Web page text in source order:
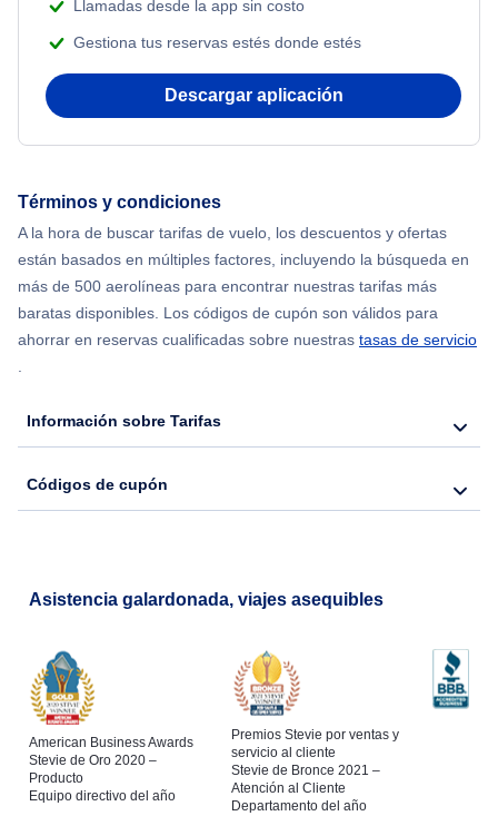
Flights from Shanghai to Nueva York
Flights from Delhi to Nueva York
Flights from Nueva York to Hong Kong
Flights from Nueva York to Lisboa
Llamadas desde la app sin costo
Gestiona tus reservas estés donde estés
Descargar aplicación
Términos y condiciones
A la hora de buscar tarifas de vuelo, los descuentos y ofertas
están basados en múltiples factores, incluyendo la búsqueda en
más de 500 aerolíneas para encontrar nuestras tarifas más
baratas disponibles. Los códigos de cupón son válidos para
ahorrar en reservas cualificadas sobre nuestras tasas de servicio
.
Información sobre Tarifas
Códigos de cupón
Asistencia galardonada, viajes asequibles
American Business Awards
Stevie de Oro 2020 –
Producto
Equipo directivo del año
Premios Stevie por ventas y
servicio al cliente
Stevie de Bronce 2021 –
Atención al Cliente
Departamento del año